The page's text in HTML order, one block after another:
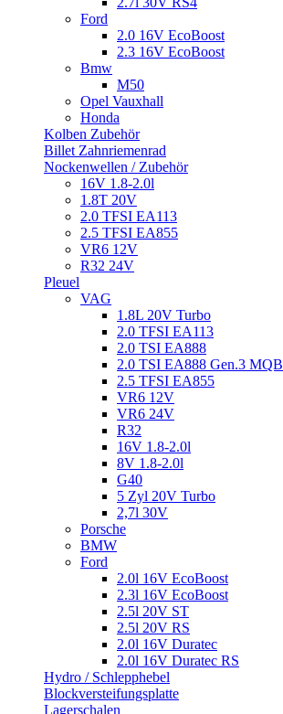
Ford
2.0 16V EcoBoost
2.3 16V EcoBoost
Bmw
M50
Opel Vauxhall
Honda
Kolben Zubehör
Billet Zahnriemenrad
Nockenwellen / Zubehör
16V 1.8-2.0l
1.8T 20V
2.0 TFSI EA113
2.5 TFSI EA855
VR6 12V
R32 24V
Pleuel
VAG
1.8L 20V Turbo
2.0 TFSI EA113
2.0 TSI EA888
2.0 TSI EA888 Gen.3 MQB
2.5 TFSI EA855
VR6 12V
VR6 24V
R32
16V 1.8-2.0l
8V 1.8-2.0l
G40
5 Zyl 20V Turbo
2,7l 30V
Porsche
BMW
Ford
2.0l 16V EcoBoost
2.3l 16V EcoBoost
2.5l 20V ST
2.5l 20V RS
2.0l 16V Duratec
2.0l 16V Duratec RS
Hydro / Schlepphebel
Blockversteifungsplatte
Lagerschalen